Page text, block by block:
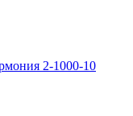
2‑1000‑10